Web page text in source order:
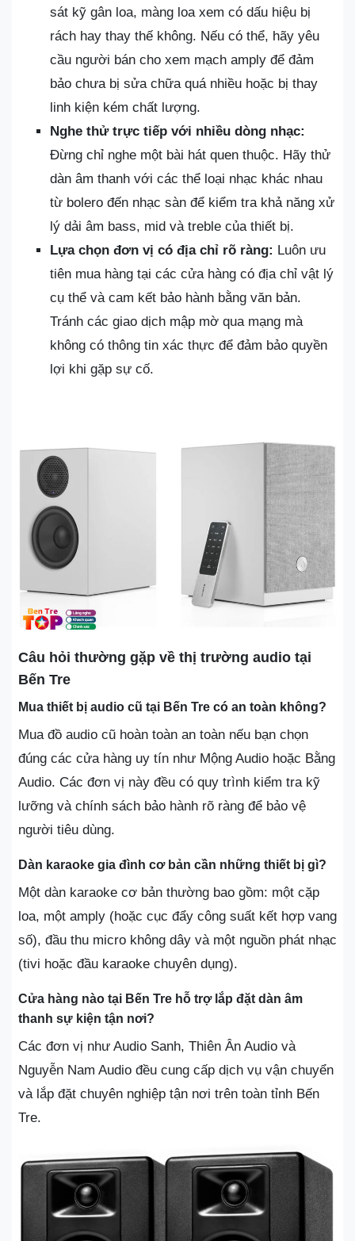
sát kỹ gân loa, màng loa xem có dấu hiệu bị
rách hay thay thế không. Nếu có thể, hãy yêu
cầu người bán cho xem mạch amply để đảm
bảo chưa bị sửa chữa quá nhiều hoặc bị thay
linh kiện kém chất lượng.
Nghe thử trực tiếp với nhiều dòng nhạc:
Đừng chỉ nghe một bài hát quen thuộc. Hãy thử
dàn âm thanh với các thể loại nhạc khác nhau
từ bolero đến nhạc sàn để kiểm tra khả năng xử
lý dải âm bass, mid và treble của thiết bị.
Lựa chọn đơn vị có địa chỉ rõ ràng: Luôn ưu
tiên mua hàng tại các cửa hàng có địa chỉ vật lý
cụ thể và cam kết bảo hành bằng văn bản.
Tránh các giao dịch mập mờ qua mạng mà
không có thông tin xác thực để đảm bảo quyền
lợi khi gặp sự cố.
Câu hỏi thường gặp về thị trường audio tại
Bến Tre
Mua thiết bị audio cũ tại Bến Tre có an toàn không?
Mua đồ audio cũ hoàn toàn an toàn nếu bạn chọn
đúng các cửa hàng uy tín như Mộng Audio hoặc Bằng
Audio. Các đơn vị này đều có quy trình kiểm tra kỹ
lưỡng và chính sách bảo hành rõ ràng để bảo vệ
người tiêu dùng.
Dàn karaoke gia đình cơ bản cần những thiết bị gì?
Một dàn karaoke cơ bản thường bao gồm: một cặp
loa, một amply (hoặc cục đẩy công suất kết hợp vang
số), đầu thu micro không dây và một nguồn phát nhạc
(tivi hoặc đầu karaoke chuyên dụng).
Cửa hàng nào tại Bến Tre hỗ trợ lắp đặt dàn âm
thanh sự kiện tận nơi?
Các đơn vị như Audio Sanh, Thiên Ân Audio và
Nguyễn Nam Audio đều cung cấp dịch vụ vận chuyển
và lắp đặt chuyên nghiệp tận nơi trên toàn tỉnh Bến
Tre.